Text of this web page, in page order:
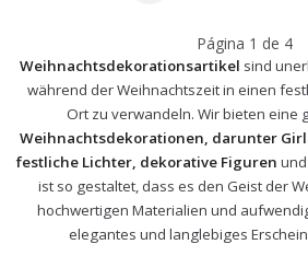
Página 1 de 4
Weihnachtsdekorationsartikel sind
während der Weihnachtszeit in einen
Ort zu verwandeln. Wir bieten eine
Weihnachtsdekorationen, darunter
festliche Lichter, dekorative Figuren
ist so gestaltet, dass es den Geist der
hochwertigen Materialien und
elegantes und langlebiges